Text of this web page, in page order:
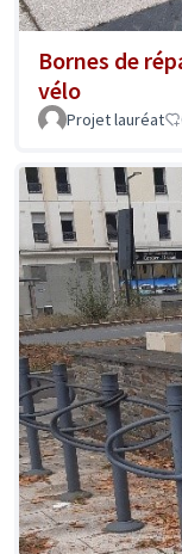
Bornes de
vélo
Projet lauréat